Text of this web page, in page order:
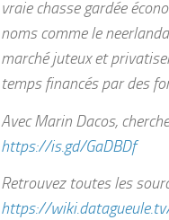
vraie chasse gardée
noms comme le
marché juteux et
temps financés par des
Avec Marin Dacos,
https://is.gd/GaDBDf
Retrouvez toutes les
https://